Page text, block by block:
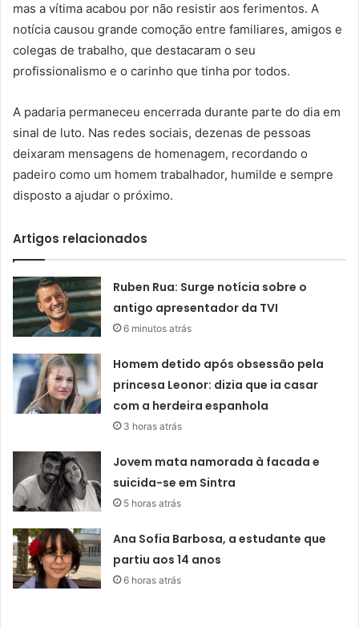
mas a vítima acabou por não resistir aos ferimentos. A
notícia causou grande comoção entre familiares, amigos e
colegas de trabalho, que destacaram o seu
profissionalismo e o carinho que tinha por todos.
A padaria permaneceu encerrada durante parte do dia em
sinal de luto. Nas redes sociais, dezenas de pessoas
deixaram mensagens de homenagem, recordando o
padeiro como um homem trabalhador, humilde e sempre
disposto a ajudar o próximo.
Artigos relacionados
Ruben Rua: Surge notícia sobre o
antigo apresentador da TVI
6 minutos atrás
Homem detido após obsessão pela
princesa Leonor: dizia que ia casar
com a herdeira espanhola
3 horas atrás
Jovem mata namorada à facada e
suicida-se em Sintra
5 horas atrás
Ana Sofia Barbosa, a estudante que
partiu aos 14 anos
6 horas atrás